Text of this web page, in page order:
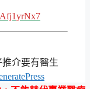
介要有醫生